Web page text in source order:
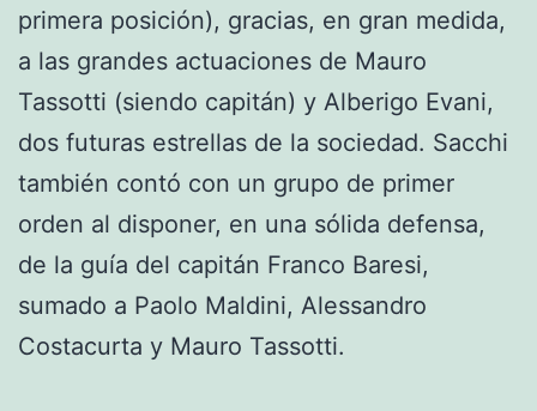
primera posición), gracias, en gran medida,
a las grandes actuaciones de Mauro
Tassotti (siendo capitán) y Alberigo Evani,
dos futuras estrellas de la sociedad. Sacchi
también contó con un grupo de primer
orden al disponer, en una sólida defensa,
de la guía del capitán Franco Baresi,
sumado a Paolo Maldini, Alessandro
Costacurta y Mauro Tassotti.